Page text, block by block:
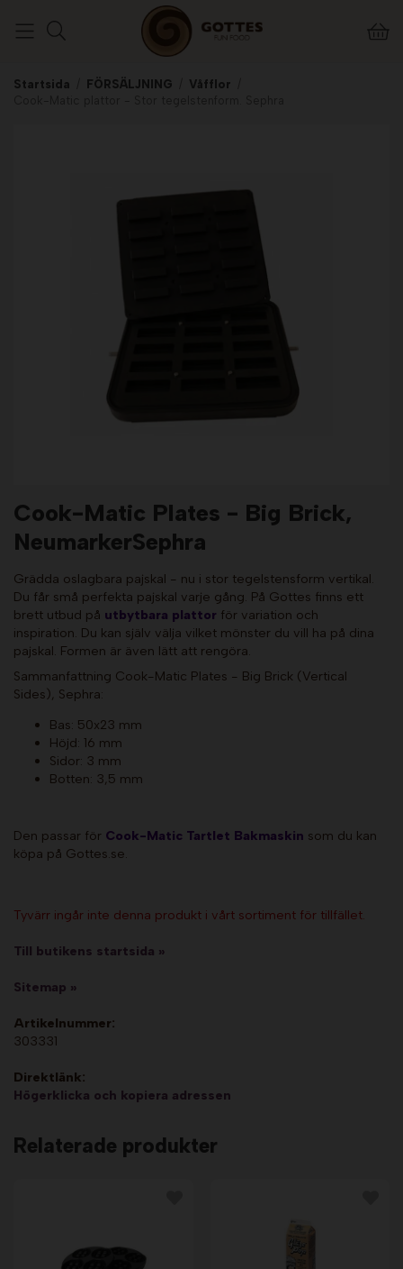
Startsida FÖRSÄLJNING Våfflor
Cook-Matic Plates - Big Brick,
NeumarkerSephra
Grädda oslagbara pajskal - nu i stor tegelstensform vertikal.
Du får små perfekta pajskal varje gång. På Gottes finns ett
brett utbud på utbytbara plattor för variation och
inspiration. Du kan själv välja vilket mönster du vill ha på dina
pajskal. Formen är även lätt att rengöra.
Sammanfattning Cook-Matic Plates - Big Brick (Vertical
Sides), Sephra:
Bas: 50x23 mm
Höjd: 16 mm
Sidor: 3 mm
Botten: 3,5 mm
Den passar för Cook-Matic Tartlet Bakmaskin som du kan
köpa på Gottes.se.
Tyvärr ingår inte denna produkt i vårt sortiment för tillfället.
Till butikens startsida »
Sitemap »
Artikelnummer:
303331
Direktlänk:
Högerklicka och kopiera adressen
Relaterade produkter